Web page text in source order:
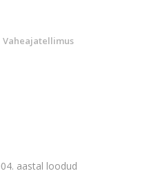
Vaheajatellimus
aastal loodud